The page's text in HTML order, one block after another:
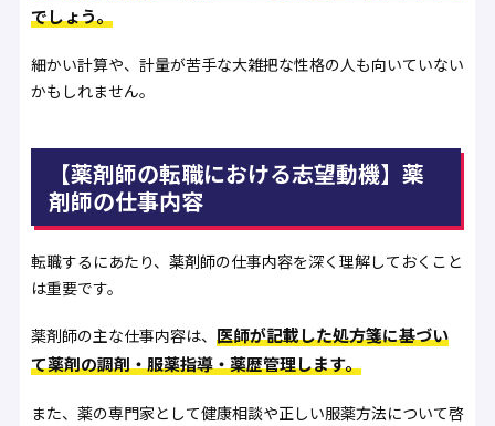
でしょう。
細かい計算や、計量が苦手な大雑把な性格の人も向いていない
かもしれません。
【薬剤師の転職における志望動機】薬
剤師の仕事内容
転職するにあたり、薬剤師の仕事内容を深く理解しておくこと
は重要です。
薬剤師の主な仕事内容は、 医師が記載した処方箋に基づい
て薬剤の調剤・服薬指導・薬歴管理します。
また、薬の専門家として健康相談や正しい服薬方法について啓